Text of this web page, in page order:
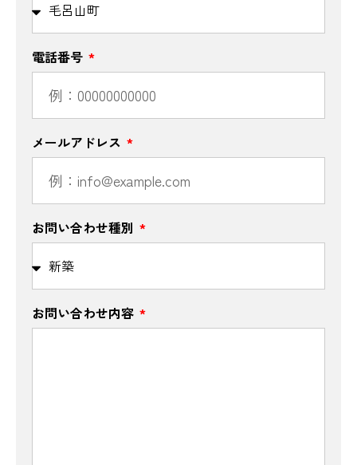
電話番号
メールアドレス
お問い合わせ種別
お問い合わせ内容